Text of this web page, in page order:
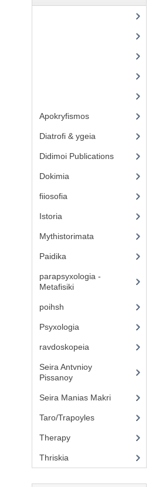
Apokryfismos(17)
Diatrofi & ygeia
Didimoi Publications(7)
Dokimia
fiiosofia
Istoria
Mythistorimata
Paidika
parapsyxologia -
Metafisiki(13)
poihsh
Psyxologia
ravdoskopeia
Seira Antvnioy
Pissanoy(13)
Seira Manias Makri(9)
Taro/Trapoyles(5)
Therapy(3)
Thriskia